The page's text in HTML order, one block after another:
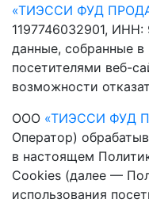
«ТИЭССИ ФУД
1197746032901,
данные, собранные в
посетителями веб-
возможности
ООО «ТИЭССИ ФУД
Оператор)
в настоящем
Сookies (далее —
использования